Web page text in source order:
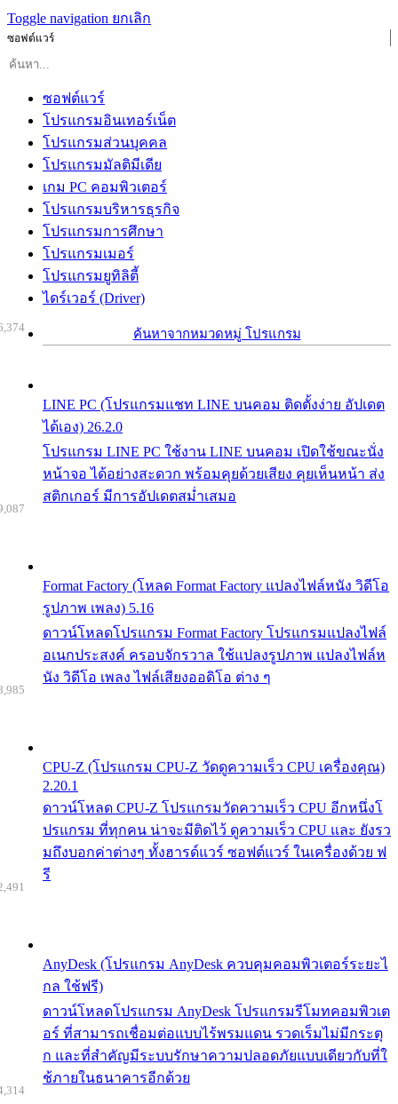
Toggle navigation ยกเลิก
ซอฟต์แวร์
ซอฟต์แวร์
โปรแกรมอินเทอร์เน็ต
โปรแกรมส่วนบุคคล
โปรแกรมมัลติมีเดีย
เกม PC คอมพิวเตอร์
โปรแกรมบริหารธุรกิจ
โปรแกรมการศึกษา
โปรแกรมเมอร์
โปรแกรมยูทิลิตี้
ไดร์เวอร์ (Driver)
ค้นหาจากหมวดหมู่ โปรแกรม
LINE PC (โปรแกรมแชท LINE บนคอม ติดตั้งง่าย อัปเดต
ได้เอง) 26.2.0
โปรแกรม LINE PC ใช้งาน LINE บนคอม เปิดใช้ขณะนั่ง
หน้าจอ ได้อย่างสะดวก พร้อมคุยด้วยเสียง คุยเห็นหน้า ส่ง
สติกเกอร์ มีการอัปเดตสม่ำเสมอ
Format Factory (โหลด Format Factory แปลงไฟล์หนัง วิดีโอ
รูปภาพ เพลง) 5.16
ดาวน์โหลดโปรแกรม Format Factory โปรแกรมแปลงไฟล์
อเนกประสงค์ ครอบจักรวาล ใช้แปลงรูปภาพ แปลงไฟล์ห
นัง วิดีโอ เพลง ไฟล์เสียงออดิโอ ต่าง ๆ
CPU-Z (โปรแกรม CPU-Z วัดดูความเร็ว CPU เครื่องคุณ)
2.20.1
ดาวน์โหลด CPU-Z โปรแกรมวัดความเร็ว CPU อีกหนึ่งโ
ปรแกรม ที่ทุกคน น่าจะมีติดไว้ ดูความเร็ว CPU และ ยังรว
มถึงบอกค่าต่างๆ ทั้งฮารด์แวร์ ซอฟต์แวร์ ในเครื่องด้วย ฟ
รี
AnyDesk (โปรแกรม AnyDesk ควบคุมคอมพิวเตอร์ระยะไ
กล ใช้ฟรี)
ดาวน์โหลดโปรแกรม AnyDesk โปรแกรมรีโมทคอมพิวเต
อร์ ที่สามารถเชื่อมต่อแบบไร้พรมแดน รวดเร็มไม่มีกระตุ
ก และที่สำคัญมีระบบรักษาความปลอดภัยแบบเดียวกับที่ใ
ช้ภายในธนาคารอีกด้วย